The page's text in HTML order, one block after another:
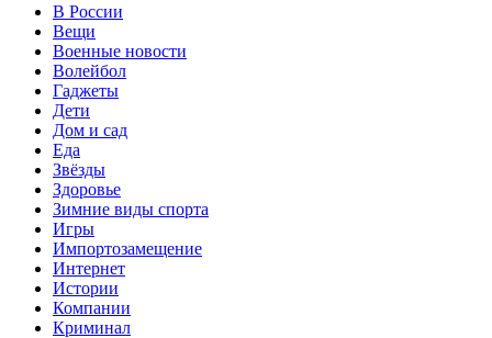
В России
Вещи
Военные новости
Волейбол
Гаджеты
Дети
Дом и сад
Еда
Звёзды
Здоровье
Зимние виды спорта
Игры
Импортозамещение
Интернет
Истории
Компании
Криминал